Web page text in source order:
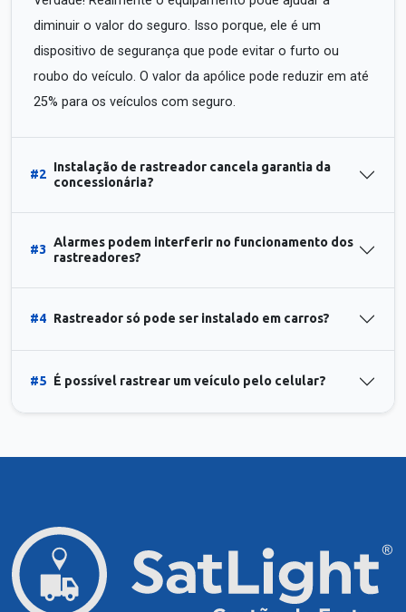
diminuir o valor do seguro. Isso porque, ele é um
dispositivo de segurança que pode evitar o furto ou
roubo do veículo. O valor da apólice pode reduzir em até
25% para os veículos com seguro.
#2
Instalação de rastreador cancela garantia da
concessionária?
#3
Alarmes podem interferir no funcionamento dos
rastreadores?
#4 Rastreador só pode ser instalado em carros?
#5 É possível rastrear um veículo pelo celular?